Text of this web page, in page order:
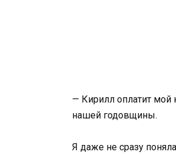
— Кирилл оплатит мой
нашей годовщины.
Я даже не сразу